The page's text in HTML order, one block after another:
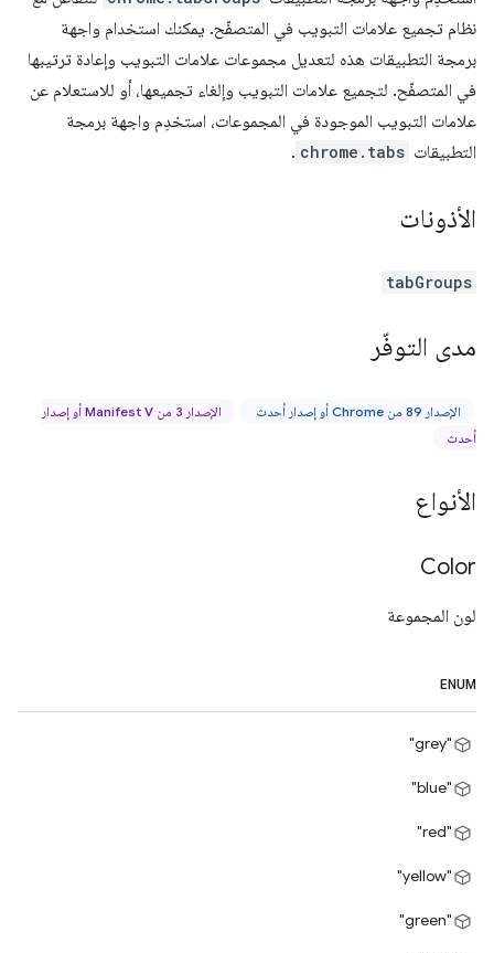
نظام تجميع علامات التبويب في المتصفّح. يمكنك استخدام واجهة
برمجة التطبيقات هذه لتعديل مجموعات علامات التبويب وإعادة ترتيبها
في المتصفّح. لتجميع علامات التبويب وإلغاء تجميعها، أو للاستعلام عن
علامات التبويب الموجودة في المجموعات، استخدِم واجهة برمجة
التطبيقات chrome.tabs
.
الأذونات
tabGroups
مدى التوفّر
الإصدار 89 من Chrome أو إصدار أحدث
الإصدار 3 من Manifest V أو إصدار
أحدث
الأنواع
Color
لون المجموعة
ENUM
"grey"
"blue"
"red"
"yellow"
"green"